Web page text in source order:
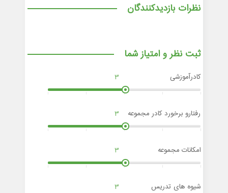
نظرات بازدیدکنندگان
ثبت نظر و امتیاز شما
کادرآموزشی 3
رفتارو برخورد کادر مجموعه 3
امکانات مجموعه 3
شیوه های تدریس 3